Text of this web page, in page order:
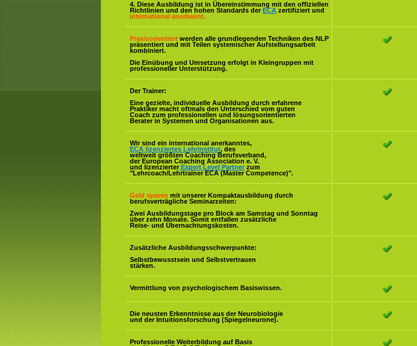
4. Diese Ausbildung ist in Übereinstimmung mit den offiziellen
Richtlinien und den hohen Standards der ECA zertifiziert und
international anerkannt.
Praxisorientiert werden alle grundlegenden Techniken des NLP
präsentiert und mit Teilen systemischer Aufstellungsarbeit
kombiniert.
Die Einübung und Umsetzung erfolgt in Kleingruppen mit
professioneller Unterstützung.
Der Trainer:
Eine gezielte, individuelle Ausbildung durch erfahrene
Praktiker macht oftmals den Unterschied vom guten
Coach zum professionellen und lösungsorientierten
Berater in Systemen und Organisationen aus.
Wir sind ein international anerkanntes,
ECA lizenziertes Lehrinstitut, des
weltweit größten Coaching Berufsverband,
der European Coaching Association e. V.
und lizenzierter Expert Level Partner zum
"Lehrcoach/Lehrtrainer ECA (Master Competence)".
Geld sparen mit unserer Kompaktausbildung durch
berufsverträgliche Seminarzeiten:
Zwei Ausbildungstage pro Block am Samstag und Sonntag
über zehn Monate. Somit entfallen zusätzliche
Reise- und Übernachtungskosten.
Zusätzliche Ausbildungsschwerpunkte:
Selbstbewusstsein und Selbstvertrauen
stärken.
Vermittlung von psychologischem Basiswissen.
Die neusten Erkenntnisse aus der Neurobiologie
und der Intuitionsforschung (Spiegelneurone).
Professionelle Weiterbildung auf Basis